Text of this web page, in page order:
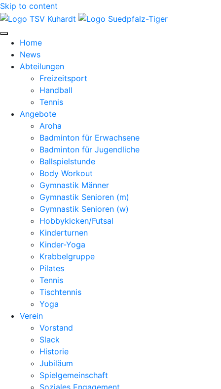
Skip to content
Home
News
Abteilungen
Freizeitsport
Handball
Tennis
Angebote
Aroha
Badminton für Erwachsene
Badminton für Jugendliche
Ballspielstunde
Body Workout
Gymnastik Männer
Gymnastik Senioren (m)
Gymnastik Senioren (w)
Hobbykicken/Futsal
Kinderturnen
Kinder-Yoga
Krabbelgruppe
Pilates
Tennis
Tischtennis
Yoga
Verein
Vorstand
Slack
Historie
Jubiläum
Spielgemeinschaft
Soziales Engagement